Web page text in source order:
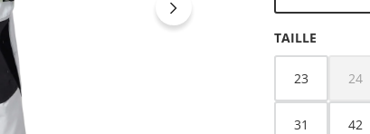
SÉLECTIONNEZ
TAILLE
23 24
31 42